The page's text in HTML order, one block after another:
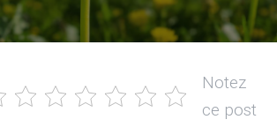
Notez
ce post